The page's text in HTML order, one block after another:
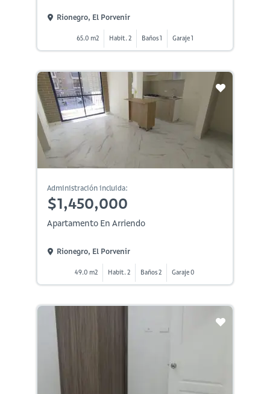
Rionegro, El Porvenir
65.0 m2 Habit. 2 Baños 1 Garaje 1
Administración incluida:
$1,450,000
Apartamento En Arriendo
Rionegro, El Porvenir
49.0 m2 Habit. 2 Baños 2 Garaje 0